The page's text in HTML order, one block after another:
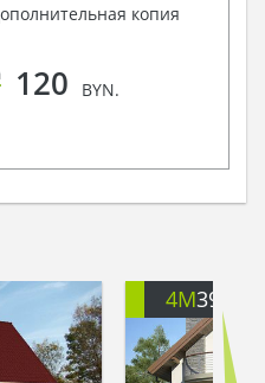
копия
120 BYN.
4M391